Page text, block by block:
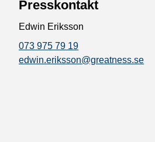
Presskontakt
Edwin Eriksson
073 975 79 19
edwin.eriksson@greatness.se